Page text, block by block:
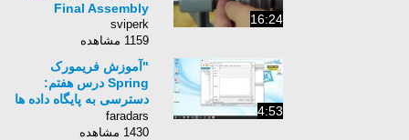
16:24
Final Assembly
sviperk
1159 مشاهده
4:53
"آموزش فریمورک
Spring درس هفتم:
دسترسی به پایگاه داده ها
در Spring (ت)"
faradars
1430 مشاهده